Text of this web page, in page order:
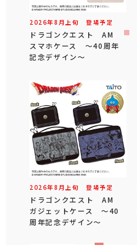
2026年8 月 上旬 登場予定
ドラゴンクエスト AM
スマホケース ～40周年
記念デザイン～
2026年8 月 上旬 登場予定
ドラゴンクエスト AM
ガジェットケース ～40
周年記念デザイン～